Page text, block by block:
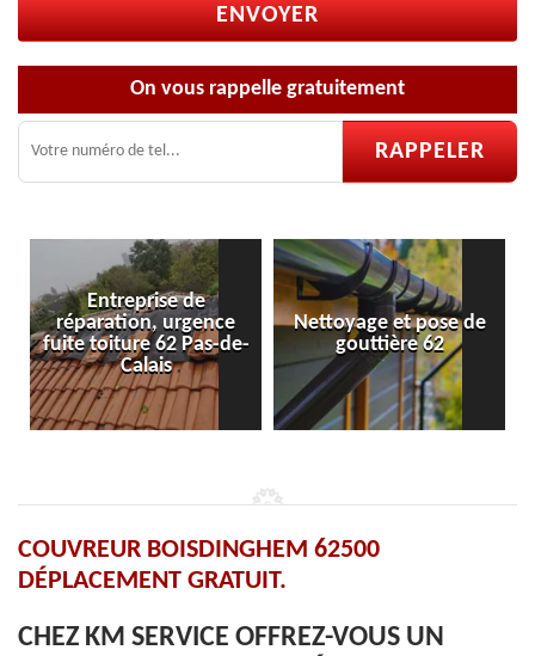
On vous rappelle gratuitement
de
urgence
62 Pas-de-
Nettoyage et pose de
gouttière 62
Pose et
COUVREUR BOISDINGHEM 62500
DÉPLACEMENT GRATUIT.
CHEZ KM SERVICE OFFREZ-VOUS UN